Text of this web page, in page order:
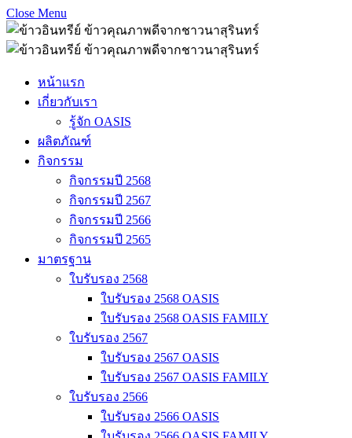
Close Menu
หน้าแรก
เกี่ยวกับเรา
รู้จัก OASIS
ผลิตภัณฑ์
กิจกรรม
กิจกรรมปี 2568
กิจกรรมปี 2567
กิจกรรมปี 2566
กิจกรรมปี 2565
มาตรฐาน
ใบรับรอง 2568
ใบรับรอง 2568 OASIS
ใบรับรอง 2568 OASIS FAMILY
ใบรับรอง 2567
ใบรับรอง 2567 OASIS
ใบรับรอง 2567 OASIS FAMILY
ใบรับรอง 2566
ใบรับรอง 2566 OASIS